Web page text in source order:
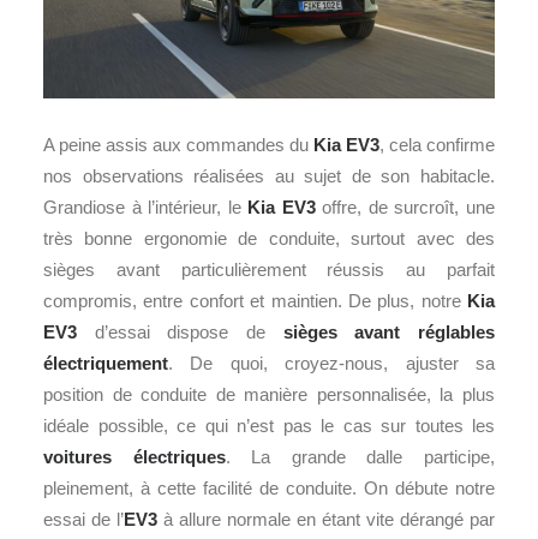
A peine assis aux commandes du Kia EV3, cela confirme
nos observations réalisées au sujet de son habitacle.
Grandiose à l’intérieur, le Kia EV3offre, de surcroît, une
très bonne ergonomie de conduite, surtout avec des
sièges avant particulièrement réussis au parfait
compromis, entre confort et maintien. De plus, notreKia
EV3 d’essai dispose de sièges avant réglables
électriquement. De quoi, croyez-nous, ajuster sa
position de conduite de manière personnalisée, la plus
idéale possible, ce qui n’est pas le cas sur toutes les
voitures électriques. La grande dalle participe,
pleinement, à cette facilité de conduite. On débute notre
essai de l’EV3 à allure normale en étant vite dérangé par